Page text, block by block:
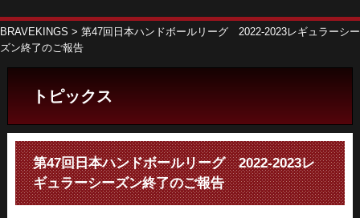
BRAVEKINGS > 第47回日本ハンドボールリーグ 2022-2023レギュラーシー
ズン終了のご報告
トピックス
第47回日本ハンドボールリーグ 2022-2023レ
ギュラーシーズン終了のご報告